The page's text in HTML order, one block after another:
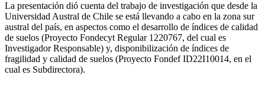
La presentación dió cuenta del trabajo de investigación que desde la
Universidad Austral de Chile se está llevando a cabo en la zona sur
austral del país, en aspectos como el desarrollo de índices de calidad
de suelos (Proyecto Fondecyt Regular 1220767, del cual es
Investigador Responsable) y, disponibilización de índices de
fragilidad y calidad de suelos (Proyecto Fondef ID22I10014, en el
cual es Subdirectora).